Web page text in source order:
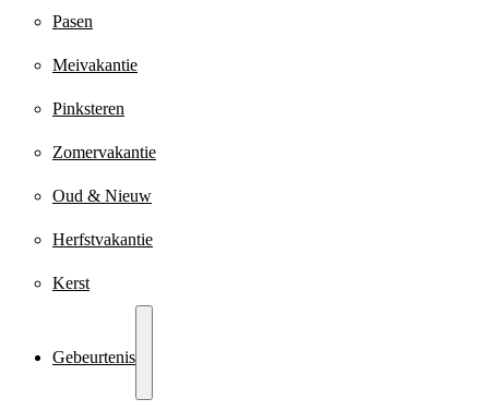
Pasen
Meivakantie
Pinksteren
Zomervakantie
Oud & Nieuw
Herfstvakantie
Kerst
Gebeurtenis